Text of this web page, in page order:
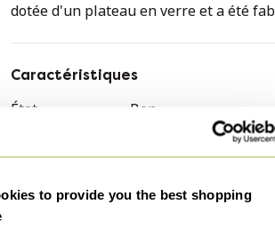
to provide you the best shopping
dotée d'un plateau en verre et a été
épurées.
Légère usure due à l'âge et à
Caractéristiques
État
Bon
Quantité
1